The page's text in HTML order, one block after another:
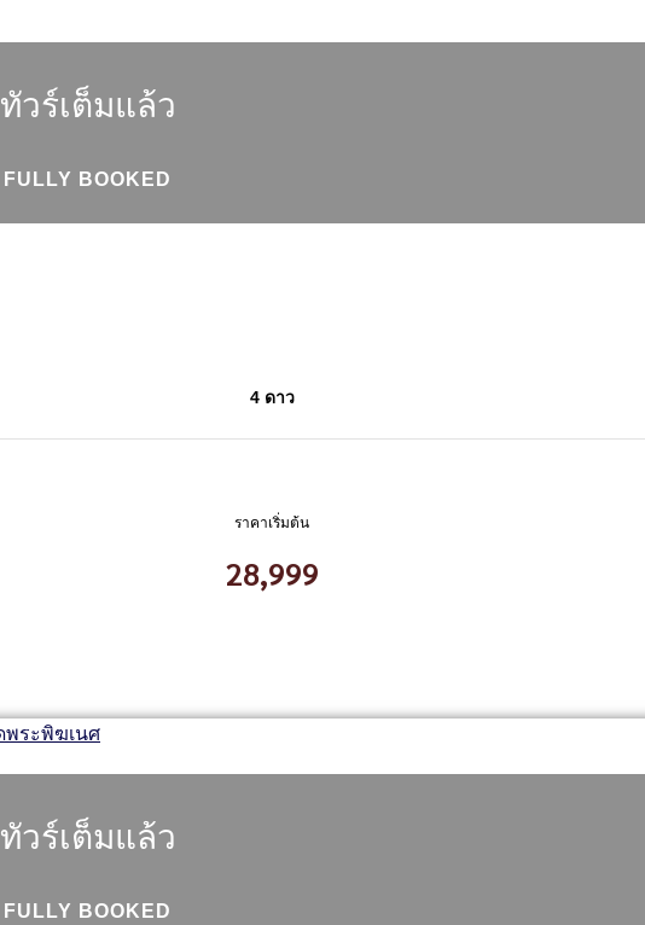
ทัวร์เต็มแล้ว
FULLY BOOKED
4 ดาว
ราคาเริ่มต้น
28,999
ทัวร์เต็มแล้ว
FULLY BOOKED